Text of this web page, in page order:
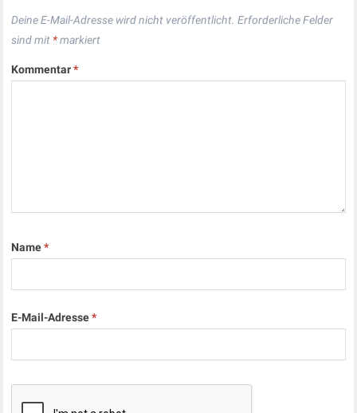
Deine E-Mail-Adresse wird nicht veröffentlicht. Erforderliche Felder
sind mit *markiert
Kommentar*
Name*
E-Mail-Adresse*